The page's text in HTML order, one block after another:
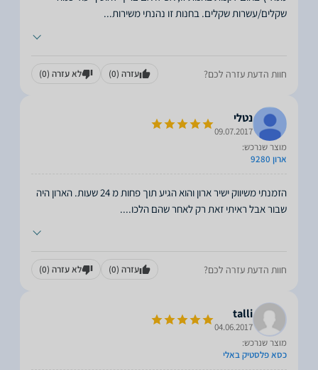
שקלים/עשרות שקלים. בחנות זו נהנתי משירות...
חוות הדעת עזרה לכם? עזרה (0) לא עזרה (0)
נטלי
09.07.2017
מוצר שנרכש:
ארון 9280
הזמנתי משיווק ישיר ארון והוא הגיע תוך פחות מ 24 שעות. הארון היה
שבור אבל ראיתי זאת רק לאחר שהם הלכו....
חוות הדעת עזרה לכם? עזרה (0) לא עזרה (0)
talli
04.06.2017
מוצר שנרכש:
כסא פלסטיק באלי